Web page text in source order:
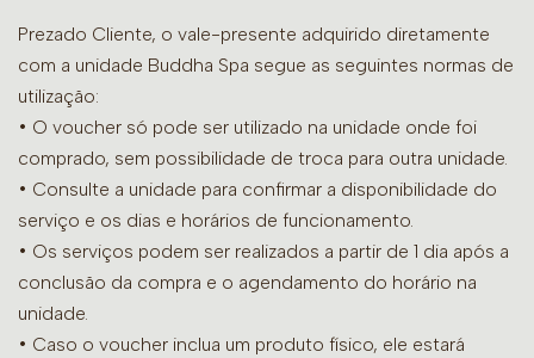
Prezado Cliente, o vale-presente adquirido diretamente
com a unidade Buddha Spa segue as seguintes normas de
utilização:
• O voucher só pode ser utilizado na unidade onde foi
comprado, sem possibilidade de troca para outra unidade.
• Consulte a unidade para confirmar a disponibilidade do
serviço e os dias e horários de funcionamento.
• Os serviços podem ser realizados a partir de 1 dia após a
conclusão da compra e o agendamento do horário na
unidade.
• Caso o voucher inclua um produto físico, ele estará